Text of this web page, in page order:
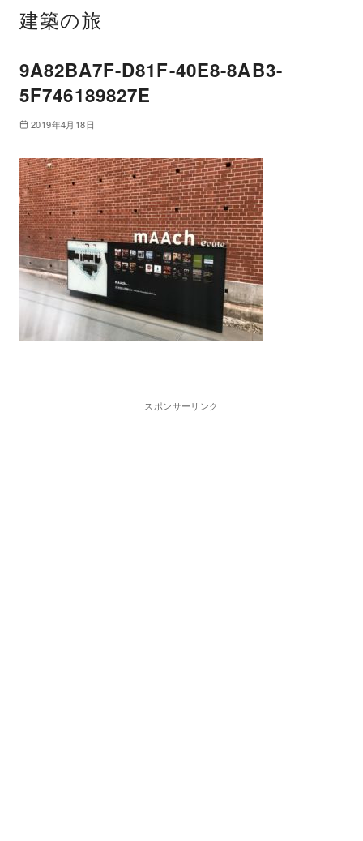
建築の旅
9A82BA7F-D81F-40E8-8AB3-
5F746189827E
2019年4月18日
スポンサーリンク